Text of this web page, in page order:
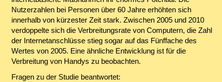
Nutzerzahlen bei Personen über 60 Jahre erhöhten sich
innerhalb von kürzester Zeit stark. Zwischen 2005 und 2010
verdoppelte sich die Verbreitungsrate von Computern, die Zahl
der Internetanschlüsse stieg sogar auf das Fünffache des
Wertes von 2005. Eine ähnliche Entwicklung ist für die
Verbreitung von Handys zu beobachten.
Fragen zu der Studie beantwortet: